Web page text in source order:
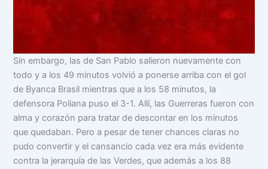
Sin embargo, las de San Pablo salieron nuevamente con
todo y a los 49 minutos volvió a ponerse arriba con el gol
de Byanca Brasil mientras que a los 58 minutos, la
defensora Poliana puso el 3-1. Allí, las Guerreras fueron con
alma y corazón para tratar de descontar en los minutos
que quedaban. Pero a pesar de tener chances claras no
pudo convertir y el cansancio cada vez era más evidente
contra la jerarquía de las Verdes, que además a los 88